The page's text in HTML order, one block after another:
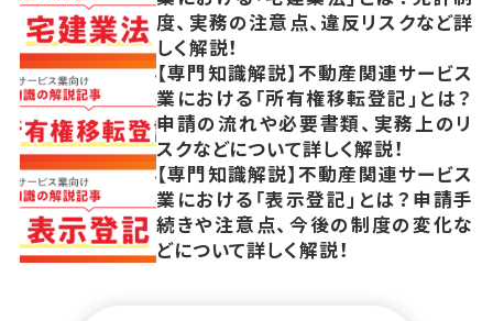
度、実務の注意点、違反リスクなど詳
しく解説！
【専門知識解説】不動産関連サービス
業における「所有権移転登記」とは？
申請の流れや必要書類、実務上のリ
スクなどについて詳しく解説！
【専門知識解説】不動産関連サービス
業における「表示登記」とは？申請手
続きや注意点、今後の制度の変化な
どについて詳しく解説！